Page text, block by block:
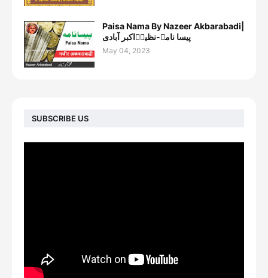
Paisa Nama By Nazeer Akbarabadi|
پیسا نامہ-نظیرؔاکبر آبادی
May 04, 2023
SUBSCRIBE US